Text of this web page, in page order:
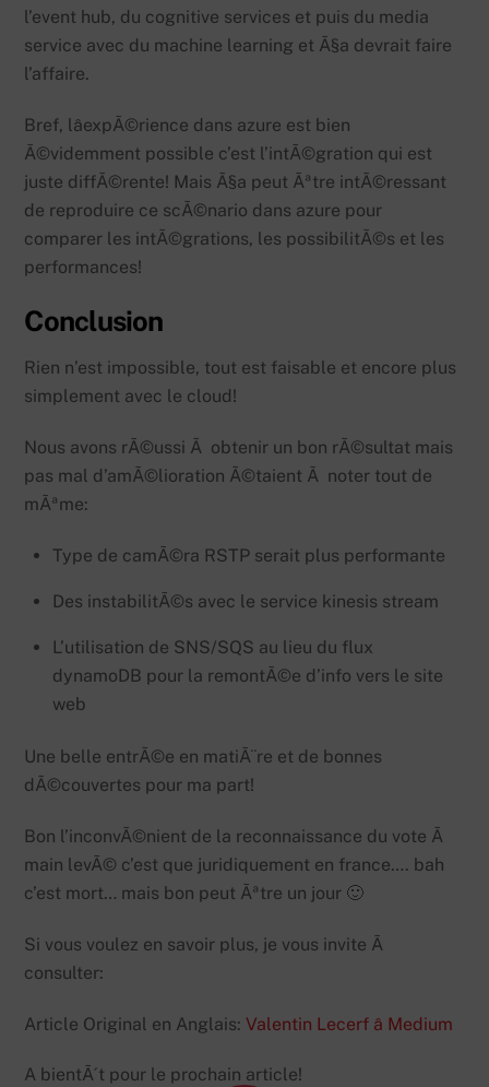
l’event hub, du cognitive services et puis du media
service avec du machine learning et Ã§a devrait faire
l’affaire.
Bref, lâexpÃ©rience dans azure est bien
Ã©videmment possible c’est l’intÃ©gration qui est
juste diffÃ©rente! Mais Ã§a peut Ãªtre intÃ©ressant
de reproduire ce scÃ©nario dans azure pour
comparer les intÃ©grations, les possibilitÃ©s et les
performances!
Conclusion
Rien n’est impossible, tout est faisable et encore plus
simplement avec le cloud!
Nous avons rÃ©ussi Ã obtenir un bon rÃ©sultat mais
pas mal d’amÃ©lioration Ã©taient Ã noter tout de
mÃªme:
Type de camÃ©ra RSTP serait plus performante
Des instabilitÃ©s avec le service kinesis stream
L’utilisation de SNS/SQS au lieu du flux
dynamoDB pour la remontÃ©e d’info vers le site
web
Une belle entrÃ©e en matiÃ¨re et de bonnes
dÃ©couvertes pour ma part!
Bon l’inconvÃ©nient de la reconnaissance du vote Ã
main levÃ© c’est que juridiquement en france…. bah
c’est mort… mais bon peut Ãªtre un jour 🙂
Si vous voulez en savoir plus, je vous invite Ã
consulter:
Article Original en Anglais: Valentin Lecerf â Medium
A bientÃ´t pour le prochain article!